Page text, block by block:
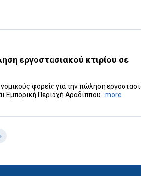
εργοστασιακού κτιρίου σε
φορείς για την πώληση
Εμπορική Περιοχή Αραδίππου... more